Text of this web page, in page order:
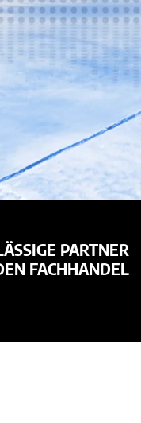
PARTNER
FACHHANDEL